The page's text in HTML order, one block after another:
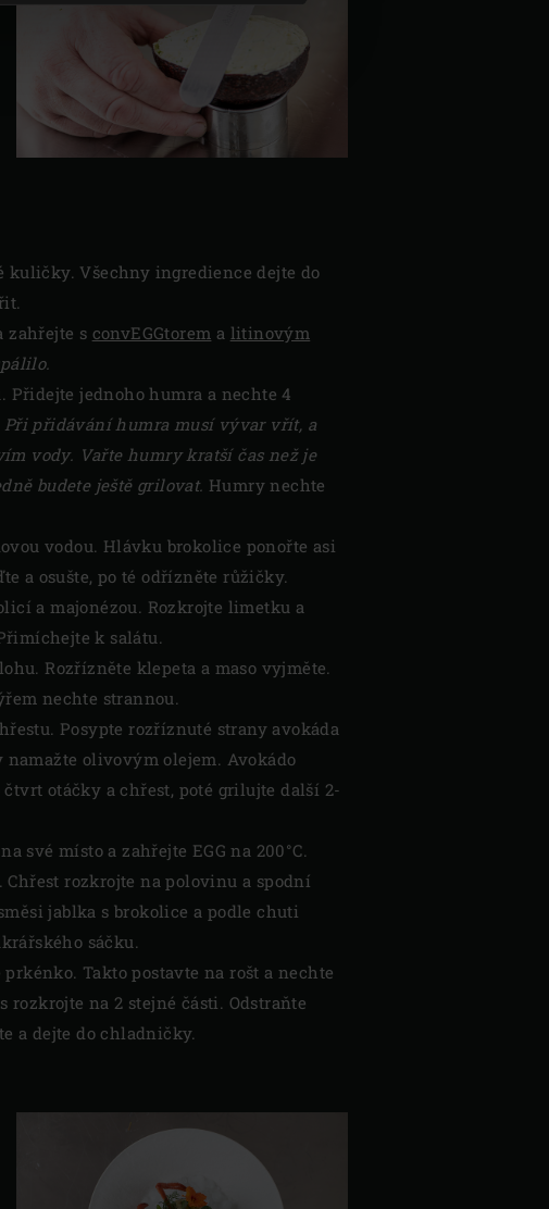
kuličky. Všechny ingredience dejte do
zahřejte s convEGGtorem a litinovým
Přidejte jednoho humra a nechte 4
Při přidávání humra musí vývar vřít, a
vody. Vařte humry kratší čas než je
budete ještě grilovat. Humry nechte
vodou. Hlávku brokolice ponořte asi
a osušte, po té odřízněte růžičky.
a majonézou. Rozkrojte limetku a
k salátu.
Rozřízněte klepeta a maso vyjměte.
nechte strannou.
Posypte rozříznuté strany avokáda
olivovým olejem. Avokádo
otáčky a chřest, poté grilujte další 2-
své místo a zahřejte EGG na 200°C.
rozkrojte na polovinu a spodní
jablka s brokolice a podle chuti
sáčku.
Takto postavte na rošt a nechte
na 2 stejné části. Odstraňte
a dejte do chladničky.